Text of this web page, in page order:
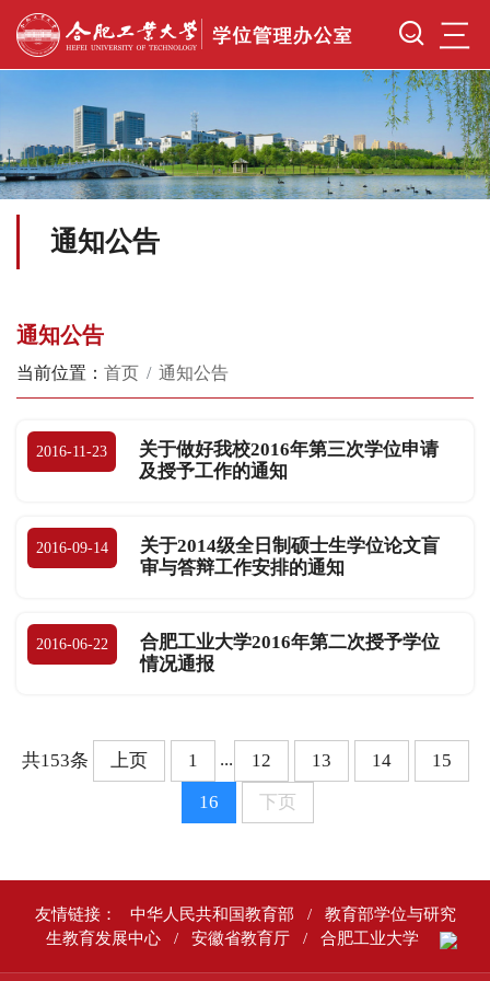
三
通知公告
通知公告
当前位置： 首页 通知公告
2016-11-23
关于做好我校2016年第三次学位申请
及授予工作的通知
2016-09-14
关于2014级全日制硕士生学位论文盲
审与答辩工作安排的通知
2016-06-22
合肥工业大学2016年第二次授予学位
情况通报
共153条 上页 1 ... 12 13 14
15
16
下页
友情链接： 中华人民共和国教育部 /
教育部学位与研究
生教育发展中心
/ 安徽省教育厅 / 合肥工业大学